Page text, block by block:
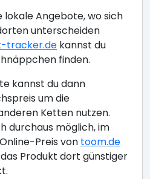
lokale Angebote, wo sich
unterscheiden
tracker.de kannst du
finden.
kannst du dann
um die
Ketten nutzen.
durchaus möglich, im
Preis von toom.de
Produkt dort günstiger